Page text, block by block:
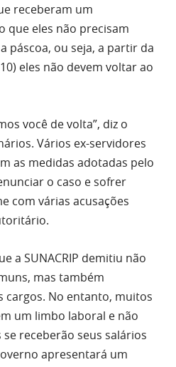
receberam um
que eles não precisam
páscoa, ou seja, a partir da
eles não devem voltar ao
você de volta”, diz o
Vários ex-servidores
as medidas adotadas pelo
o caso e sofrer
com várias acusações
a SUNACRIP demitiu não
mas também
No entanto, muitos
um limbo laboral e não
receberão seus salários
apresentará um